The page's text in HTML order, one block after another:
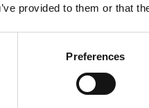
provided to them or that
Preferences